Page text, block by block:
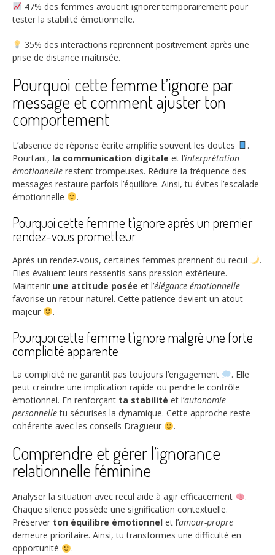
47% des femmes avouent ignorer temporairement pour
tester la stabilité émotionnelle.
35% des interactions reprennent positivement après une
prise de distance maîtrisée.
Pourquoi cette femme t’ignore par
message et comment ajuster ton
comportement
L’absence de réponse écrite amplifie souvent les doutes
.
Pourtant, la communication digitale et l’interprétation
émotionnelle restent trompeuses. Réduire la fréquence des
messages restaure parfois l’équilibre. Ainsi, tu évites l’escalade
émotionnelle
.
Pourquoi cette femme t’ignore après un premier
rendez-vous prometteur
Après un rendez-vous, certaines femmes prennent du recul
.
Elles évaluent leurs ressentis sans pression extérieure.
Maintenir une attitude posée et l’élégance émotionnelle
favorise un retour naturel. Cette patience devient un atout
majeur
.
Pourquoi cette femme t’ignore malgré une forte
complicité apparente
La complicité ne garantit pas toujours l’engagement
. Elle
peut craindre une implication rapide ou perdre le contrôle
émotionnel. En renforçant ta stabilité et l’autonomie
personnelletu sécurises la dynamique. Cette approche reste
cohérente avec les conseils Dragueur
.
Comprendre et gérer l’ignorance
relationnelle féminine
Analyser la situation avec recul aide à agir efficacement
.
Chaque silence possède une signification contextuelle.
Préserver ton équilibre émotionnel et l’amour-propre
demeure prioritaire. Ainsi, tu transformes une difficulté en
opportunité
.